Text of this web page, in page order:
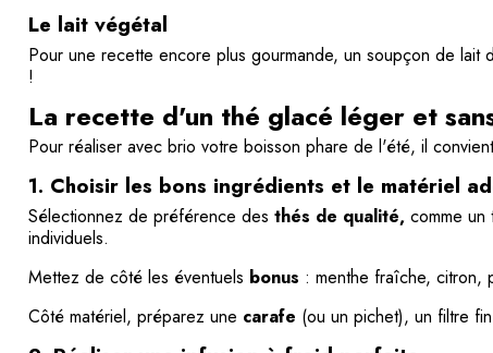
Le lait végétal
Pour une recette encore plus gourmande, un soupçon de
!
La recette d'un thé glacé léger et
Pour réaliser avec brio votre boisson phare de l'été, il
1. Choisir les bons ingrédients et le matériel
Sélectionnez de préférence des thés de qualité, comme
individuels.
Mettez de côté les éventuels bonus : menthe fraîche, citron,
Côté matériel, préparez une carafe (ou un pichet), un filtre